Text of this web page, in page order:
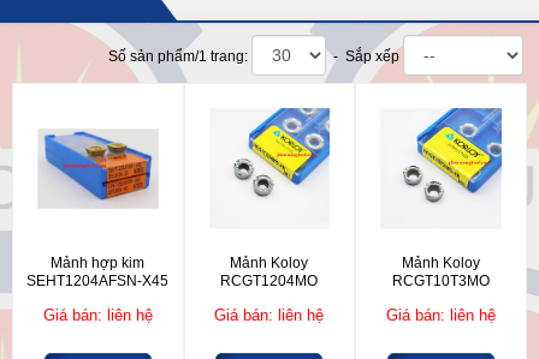
Số sản phẩm/1 trang: - Sắp xếp
Mảnh hợp kim
SEHT1204AFSN-X45
Giá bán: liên hệ
Mảnh Koloy
RCGT1204MO
Giá bán: liên hệ
Mảnh Koloy
RCGT10T3MO
Giá bán: liên hệ